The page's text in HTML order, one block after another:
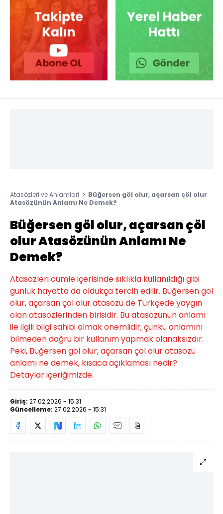
Atasözleri ve Anlamlari
Büğersen göl olur, açarsan çöl olur
Atasözünün Anlamı Ne Demek?
Büğersen göl olur, açarsan çöl
olur Atasözünün Anlamı Ne
Demek?
Atasözleri cümle içerisinde sıklıkla kullanıldığı gibi
günlük hayatta da oldukça tercih edilir. Büğersen göl
olur, açarsan çöl olur atasözü de Türkçede yaygın
olan atasözlerinden birisidir. Bu atasözünün anlamı
ile ilgili bilgi sahibi olmak önemlidir; çünkü anlamını
bilmeden doğru bir kullanım yapmak olanaksızdır.
Peki, Büğersen göl olur, açarsan çöl olur atasözü
anlamı ne demek, kısaca açıklaması nedir?
Detaylar içeriğimizde.
Giriş: 27.02.2026 - 15:31
Güncelleme: 27.02.2026 - 15:31